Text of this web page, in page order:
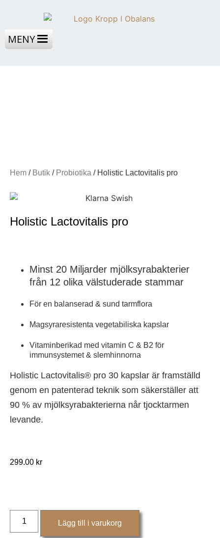
MENY
Hem / Butik / Probiotika / Holistic Lactovitalis pro
Holistic Lactovitalis pro
Minst 20 Miljarder mjölksyrabakterier
från 12 olika välstuderade stammar
För en balanserad & sund tarmflora
Magsyraresistenta vegetabiliska kapslar
Vitaminberikad med vitamin C & B2 för
immunsystemet & slemhinnorna
Holistic Lactovitalis® pro 30 kapslar är framställd
genom en patenterad teknik som säkerställer att
90 % av mjölksyrabakterierna når tjocktarmen
levande.
299.00 kr
Lägg till i varukorg